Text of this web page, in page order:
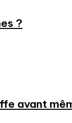
?
avant